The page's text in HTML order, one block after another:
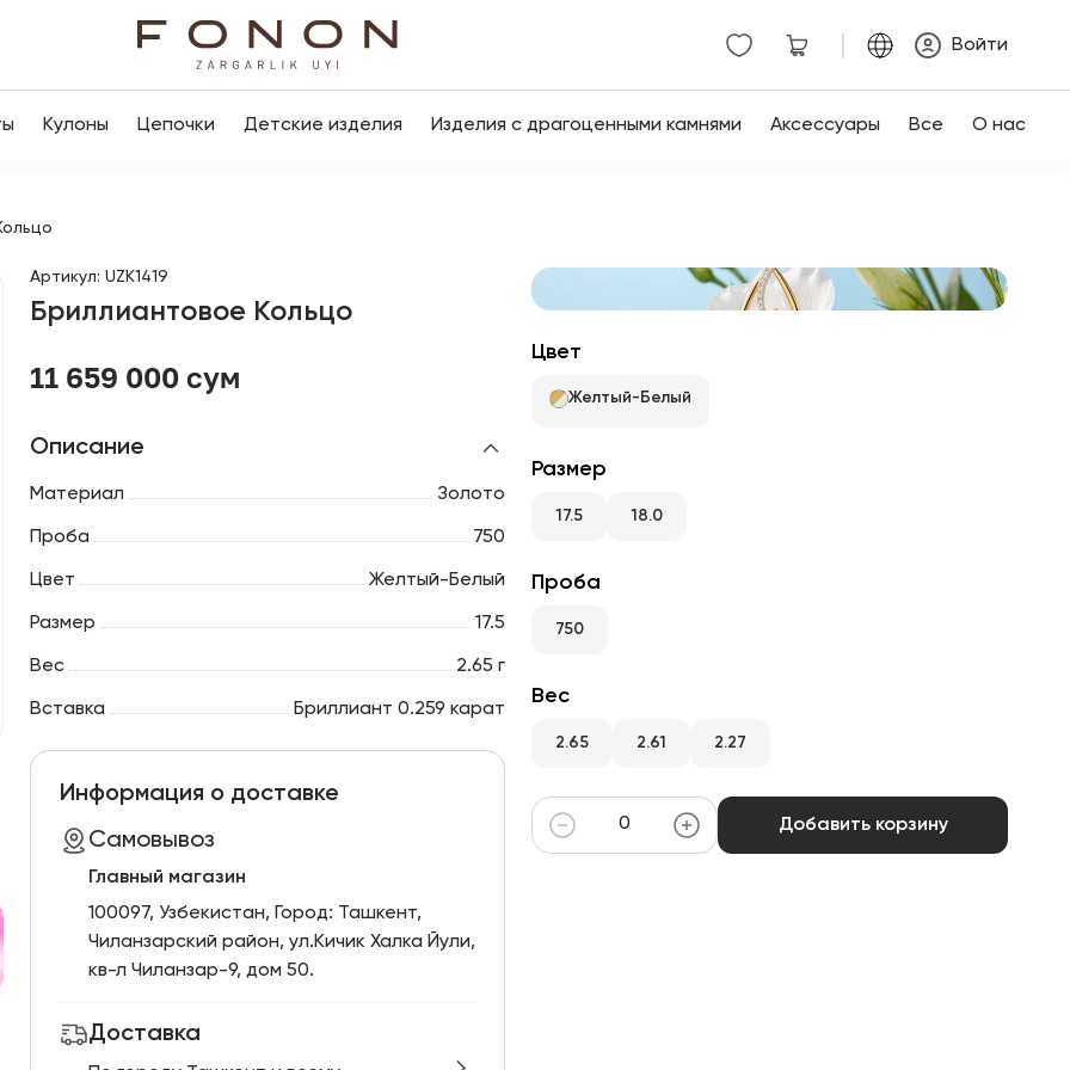
Войти
Кулоны Цепочки Детские изделия Изделия с драгоценными камнями Аксессуары Все О нас
Артикул: UZK1419
Бриллиантовое Кольцо
11 659 000 сум
Описание
Материал Золото
Проба 750
Цвет Желтый-Белый
Размер 17.5
Вес 2.65 г
Вставка Бриллиант 0.259 карат
Информация о доставке
Самовывоз
Главный магазин
100097, Узбекистан, Город: Ташкент,
Чиланзарский pайон, ул.Кичик Халка Йули,
кв-л Чиланзар-9, дом 50.
Доставка
Цвет
Желтый-Белый
Размер
17.5 18.0
Проба
750
Вес
2.65 2.61 2.27
Добавить корзину